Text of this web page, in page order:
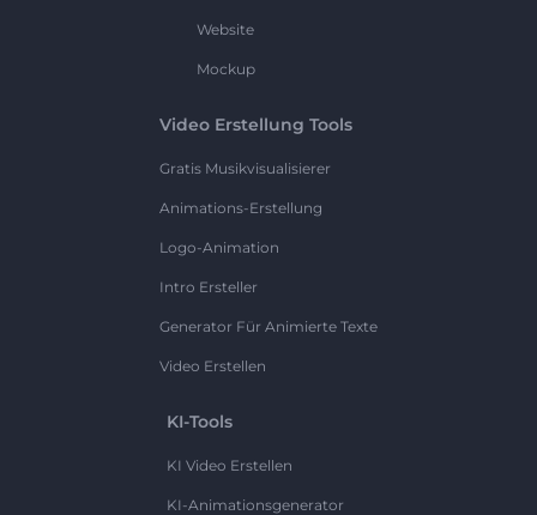
Website
Mockup
Video Erstellung Tools
Gratis Musikvisualisierer
Animations-Erstellung
Logo-Animation
Intro Ersteller
Generator Für Animierte Texte
Video Erstellen
KI-Tools
KI Video Erstellen
KI-Animationsgenerator